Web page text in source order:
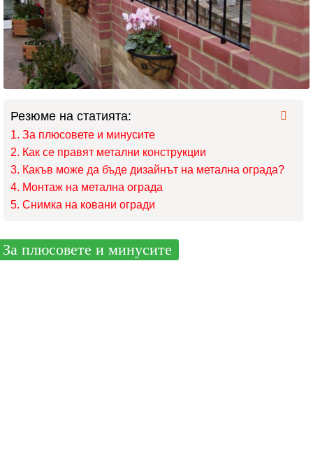
Резюме на статията:
За плюсовете и минусите
Как се правят метални конструкции
Какъв може да бъде дизайнът на метална ограда?
Монтаж на метална ограда
Снимка на ковани огради
За плюсовете и минусите